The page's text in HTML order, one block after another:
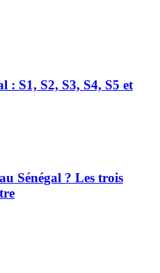
: S1, S2, S3, S4, S5 et
Sénégal ? Les trois